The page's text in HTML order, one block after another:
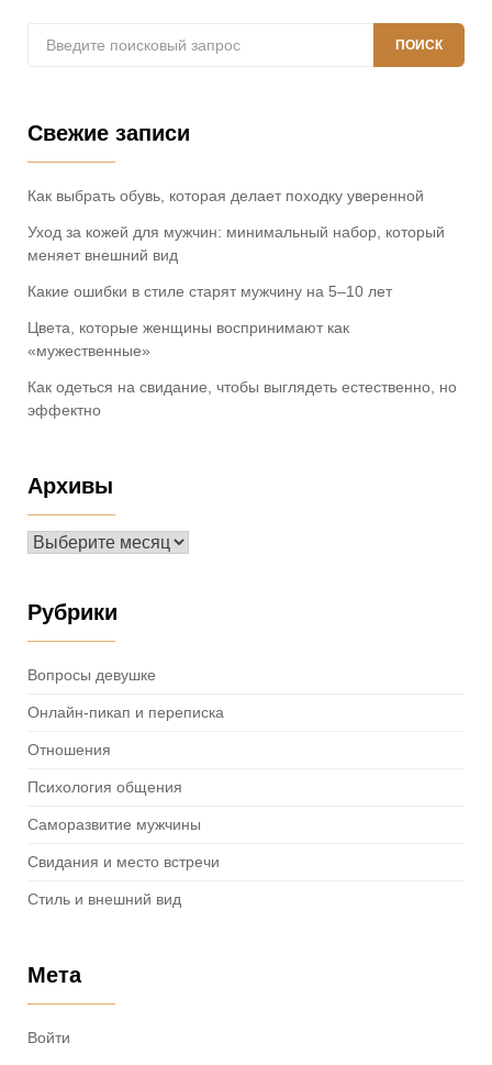
ПОИСК
Свежие записи
Как выбрать обувь, которая делает походку уверенной
Уход за кожей для мужчин: минимальный набор, который
меняет внешний вид
Какие ошибки в стиле старят мужчину на 5–10 лет
Цвета, которые женщины воспринимают как
«мужественные»
Как одеться на свидание, чтобы выглядеть естественно, но
эффектно
Архивы
Архивы
Рубрики
Вопросы девушке
Онлайн-пикап и переписка
Отношения
Психология общения
Саморазвитие мужчины
Свидания и место встречи
Стиль и внешний вид
Мета
Войти